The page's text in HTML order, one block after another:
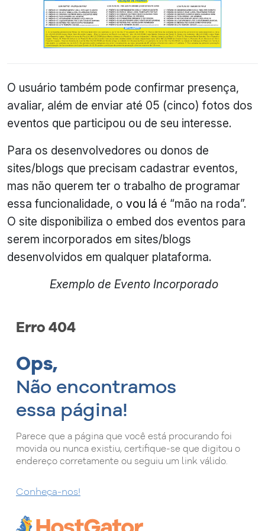
O usuário também pode confirmar presença,
avaliar, além de enviar até 05 (cinco) fotos dos
eventos que participou ou de seu interesse.
Para os desenvolvedores ou donos de
sites/blogs que precisam cadastrar eventos,
mas não querem ter o trabalho de programar
essa funcionalidade, o vou lá é “mão na roda”.
O site disponibiliza o embed dos eventos para
serem incorporados em sites/blogs
desenvolvidos em qualquer plataforma.
Exemplo de Evento Incorporado